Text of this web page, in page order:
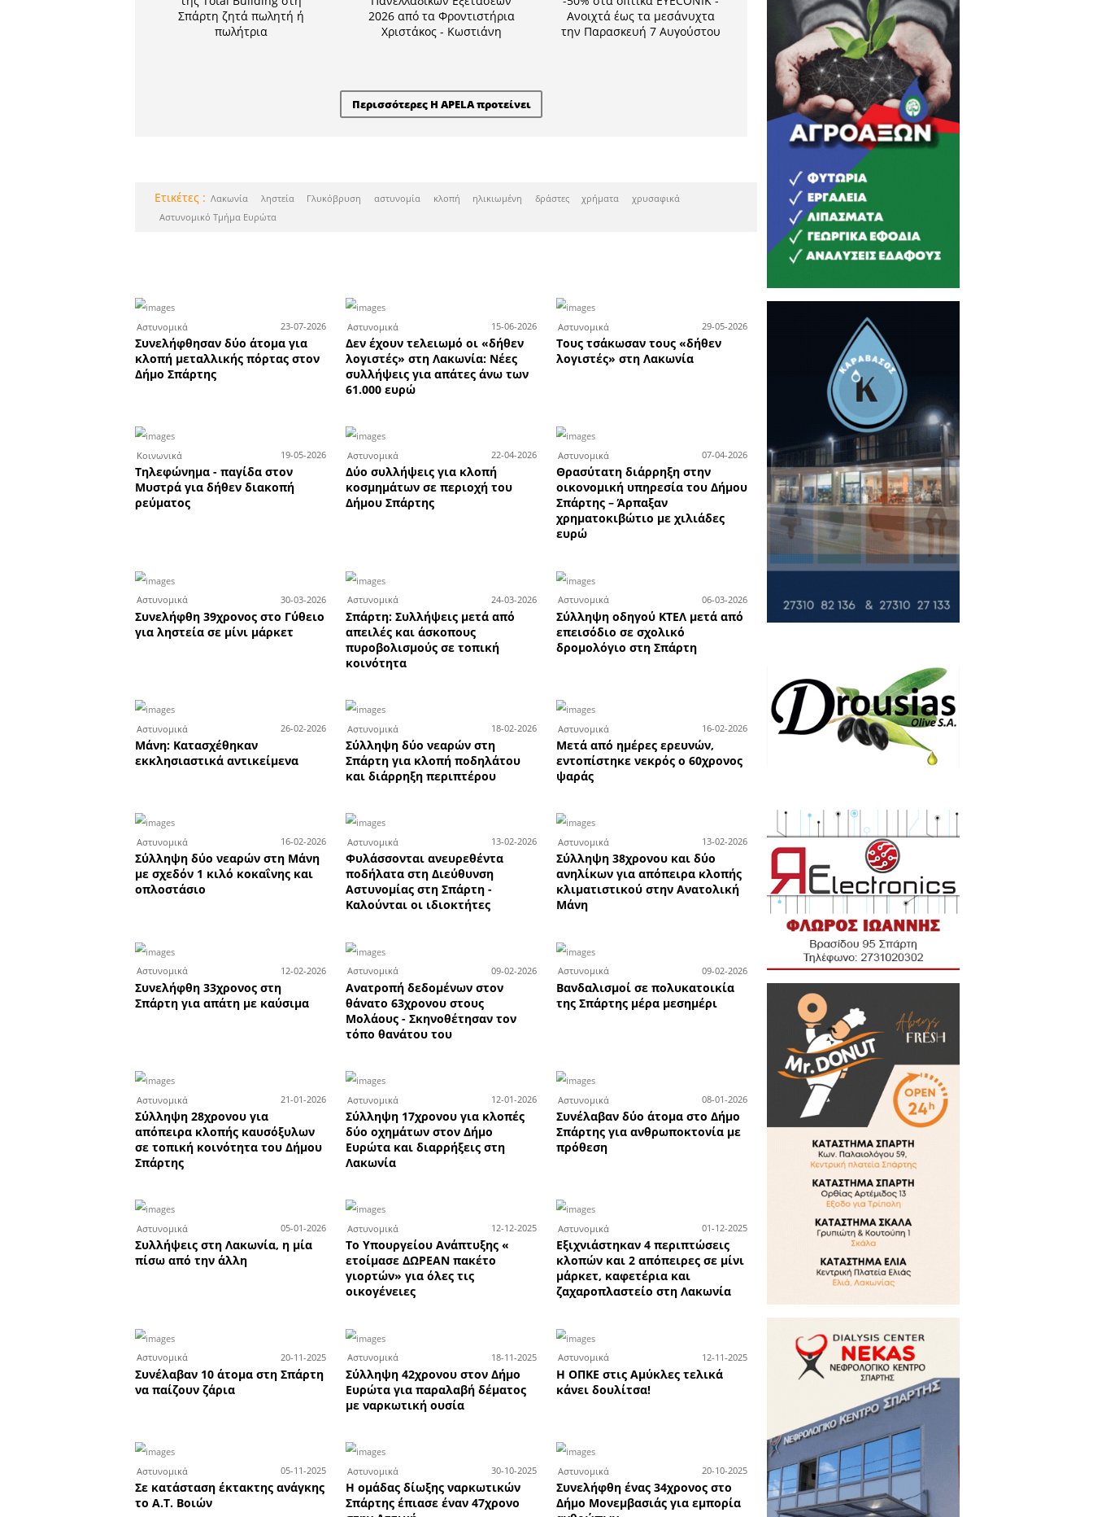
Το κατάστημα υδραυλικών της Total Building στη
Σπάρτη ζητά πωλητή ή πωλήτρια
Το κατάστημα υδραυλικών
της Total Building στη
Σπάρτη ζητά πωλητή ή
Οι επιτυχόντες των
Πανελλαδικών Εξετάσεων
Καλοκαιρινές εκπτώσεις έως
-50% στα οπτικά EYECONIK -
Ανοιχτά έως τα μεσάνυχτα
την Παρασκευή 7 Αυγούστου
Περισσότερες Η APELA προτείνει
Eτικέτες : Λακωνία ληστεία Γλυκόβρυση αστυνομία κλοπή ηλικιωμένη δράστες χρήματα
χρυσαφικά
Αστυνομικό Τμήμα Ευρώτα
23-07-2026
κλοπή μεταλλικής πόρτας στον
Δήμο Σπάρτης
Αστυνομικά
λογιστές» στη Λακωνία: Νέες
συλλήψεις για απάτες άνω των
61.000 ευρώ
λογιστές» στη Λακωνία
Κοινωνικά 19-05-2026
Τηλεφώνημα - παγίδα στον
Μυστρά για δήθεν διακοπή
ρεύματος
Δύο συλλήψεις για κλοπή
κοσμημάτων σε περιοχή του
Δήμου Σπάρτης
07-04-2026
Θρασύτατη διάρρηξη στην
οικονομική υπηρεσία του Δήμου
Σπάρτης – Άρπαξαν
χρηματοκιβώτιο με χιλιάδες
Αστυνομικά 30-03-2026
Συνελήφθη 39χρονος στο Γύθειο
για ληστεία σε μίνι μάρκετ
Αστυνομικά 24-03-2026
Σπάρτη: Συλλήψεις μετά από
Αστυνομικά 06-03-2026
Σύλληψη οδηγού ΚΤΕΛ μετά από
επεισόδιο σε σχολικό
δρομολόγιο στη Σπάρτη
26-02-2026
εκκλησιαστικά αντικείμενα
18-02-2026
Σπάρτη για κλοπή ποδηλάτου
και διάρρηξη περιπτέρου
Αστυνομικά 16-02-2026
Μετά από ημέρες ερευνών,
εντοπίστηκε νεκρός ο 60χρονος
ψαράς
Σύλληψη δύο νεαρών στη Μάνη
με σχεδόν 1 κιλό κοκαΐνης και
οπλοστάσιο
Φυλάσσονται ανευρεθέντα
ποδήλατα στη Διεύθυνση
Αστυνομίας στη Σπάρτη -
Αστυνομικά 13-02-2026
Σύλληψη 38χρονου και δύο
ανηλίκων για απόπειρα κλοπής
κλιματιστικού στην Ανατολική